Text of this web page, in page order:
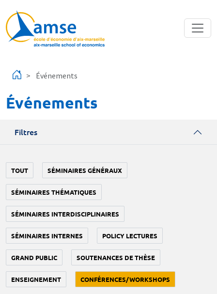
Événements
Événements
Filtres
TOUT SÉMINAIRES GÉNÉRAUX
SÉMINAIRES THÉMATIQUES
SÉMINAIRES INTERDISCIPLINAIRES
SÉMINAIRES INTERNES POLICY LECTURES
GRAND PUBLIC SOUTENANCES DE THÈSE
ENSEIGNEMENT CONFÉRENCES/WORKSHOPS